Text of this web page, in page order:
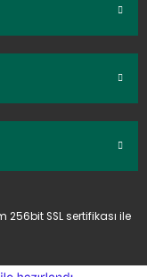
SSL sertifikası ile